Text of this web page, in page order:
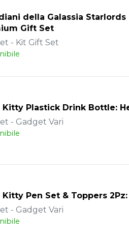
della Galassia Starlords
Gift Set
- Kit Gift Set
Kitty Plastick Drink Bottle:
- Gadget Vari
Kitty Pen Set & Toppers
- Gadget Vari